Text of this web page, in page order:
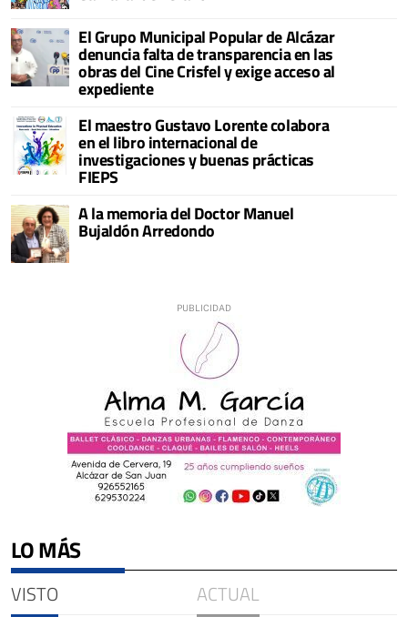
El Grupo Municipal Popular de Alcázar
denuncia falta de transparencia en las
obras del Cine Crisfel y exige acceso al
expediente
El maestro Gustavo Lorente colabora
en el libro internacional de
investigaciones y buenas prácticas
FIEPS
A la memoria del Doctor Manuel
Bujaldón Arredondo
LO MÁS
VISTO ACTUAL